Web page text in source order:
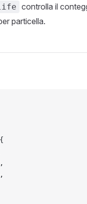
controlla il
particella.
,
,